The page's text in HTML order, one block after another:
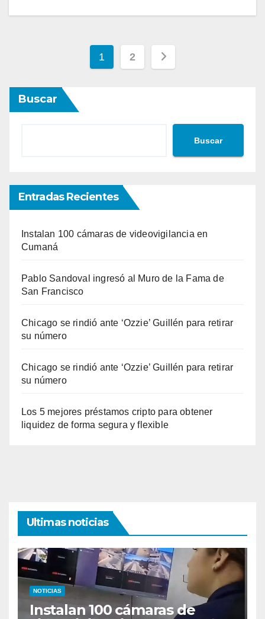
Paginación
1 2
Buscar
Buscar
Entradas Recientes
Instalan 100 cámaras de videovigilancia en
Cumaná
Pablo Sandoval ingresó al Muro de la Fama de
San Francisco
Chicago se rindió ante ‘Ozzie’ Guillén para retirar
su número
Chicago se rindió ante ‘Ozzie’ Guillén para retirar
su número
Los 5 mejores préstamos cripto para obtener
liquidez de forma segura y flexible
Ultimas noticias
NOTICIAS
Instalan 100 cámaras de